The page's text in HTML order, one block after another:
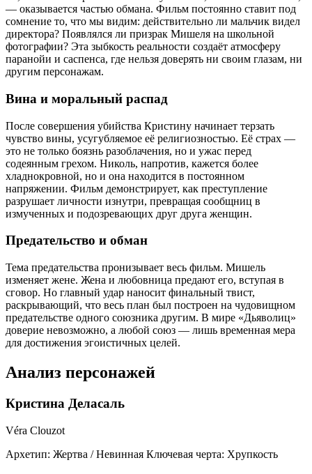
— оказывается частью обмана. Фильм постоянно ставит под
сомнение то, что мы видим: действительно ли мальчик видел
директора? Появлялся ли призрак Мишеля на школьной
фотографии? Эта зыбкость реальности создаёт атмосферу
паранойи и саспенса, где нельзя доверять ни своим глазам, ни
другим персонажам.
Вина и моральный распад
После совершения убийства Кристину начинает терзать
чувство вины, усугубляемое её религиозностью. Её страх —
это не только боязнь разоблачения, но и ужас перед
содеянным грехом. Николь, напротив, кажется более
хладнокровной, но и она находится в постоянном
напряжении. Фильм демонстрирует, как преступление
разрушает личности изнутри, превращая сообщниц в
измученных и подозревающих друг друга женщин.
Предательство и обман
Тема предательства пронизывает весь фильм. Мишель
изменяет жене. Жена и любовница предают его, вступая в
сговор. Но главный удар наносит финальный твист,
раскрывающий, что весь план был построен на чудовищном
предательстве одного союзника другим. В мире «Дьяволиц»
доверие невозможно, а любой союз — лишь временная мера
для достижения эгоистичных целей.
Анализ персонажей
Кристина Деласаль
Véra Clouzot
Архетип: Жертва / Невинная Ключевая черта: Хрупкость